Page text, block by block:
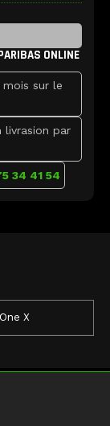
ONLINE
sur le
livrasion par
34 41 54
X